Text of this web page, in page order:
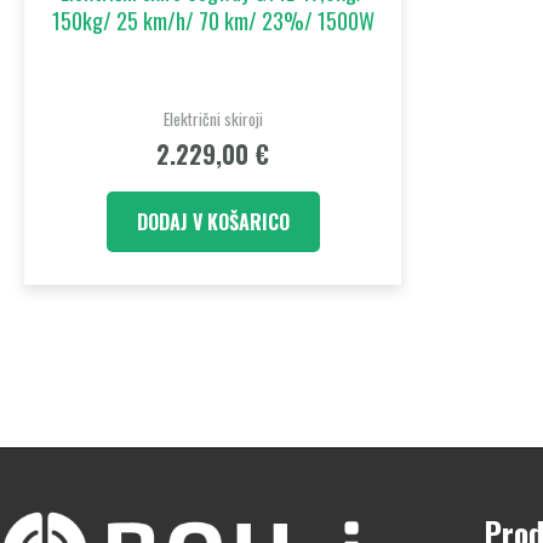
150kg/ 25 km/h/ 70 km/ 23%/ 1500W
Električni skiroji
2.229,00 €
DODAJ V KOŠARICO